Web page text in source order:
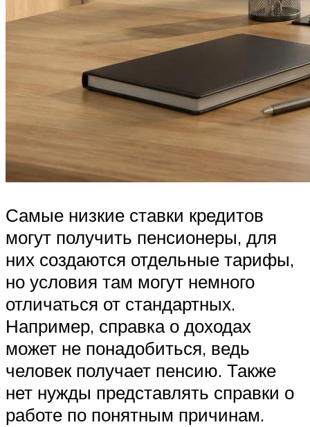
Самые низкие ставки кредитов
могут получить пенсионеры, для
них создаются отдельные тарифы,
но условия там могут немного
отличаться от стандартных.
Например, справка о доходах
может не понадобиться, ведь
человек получает пенсию. Также
нет нужды представлять справки о
работе по понятным причинам.